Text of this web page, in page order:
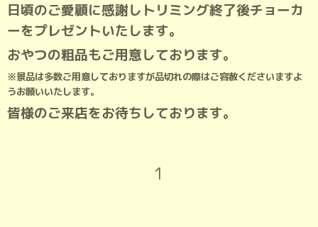
日頃のご愛顧に感謝しトリミング終了後チョーカ
ーをプレゼントいたします。
おやつの粗品もご用意しております。
※景品は多数ご用意しておりますが品切れの際はご容赦くださいますよ
うお願いいたします。
皆様のご来店をお待ちしております。
1